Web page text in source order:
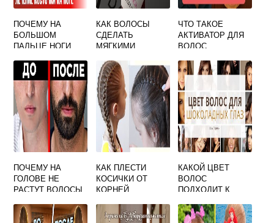
ПОЧЕМУ НА
БОЛЬШОМ
ПАЛЬЦЕ НОГИ
КАК ВОЛОСЫ
СДЕЛАТЬ
МЯГКИМИ
ЧТО ТАКОЕ
АКТИВАТОР ДЛЯ
ВОЛОС
ПОЧЕМУ НА
ГОЛОВЕ НЕ
РАСТУТ ВОЛОСЫ
МУЖЧИН
КАК ПЛЕСТИ
КОСИЧКИ ОТ
КОРНЕЙ
КАКОЙ ЦВЕТ
ВОЛОС
ПОДХОДИТ К